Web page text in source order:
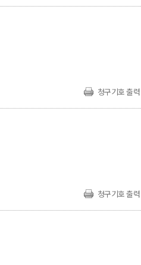
청구기호 출력
청구기호 출력